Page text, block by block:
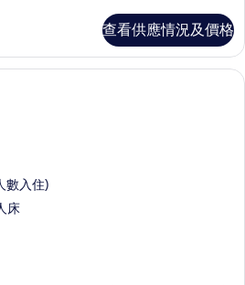
查看供應情況及價格
高級寢具、迷你吧、房內夾萬、遮光
數入住)
床